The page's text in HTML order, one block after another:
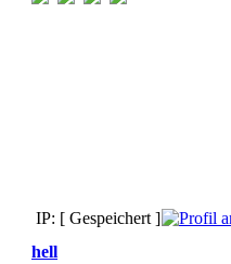
IP: [ Gespeichert ]
hell